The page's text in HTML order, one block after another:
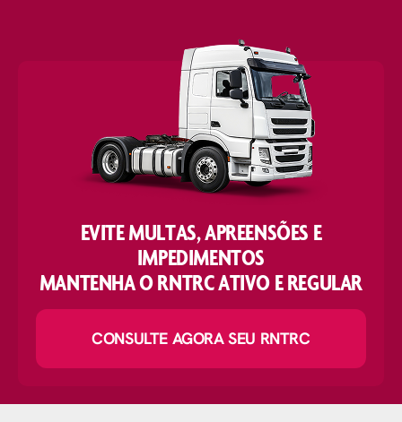
EVITE MULTAS, APREENSÕES E
IMPEDIMENTOS
MANTENHA O RNTRC ATIVO E REGULAR
CONSULTE AGORA SEU RNTRC